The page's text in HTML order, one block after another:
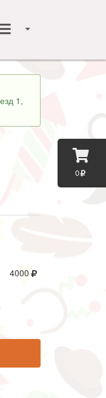
0
1,
4000